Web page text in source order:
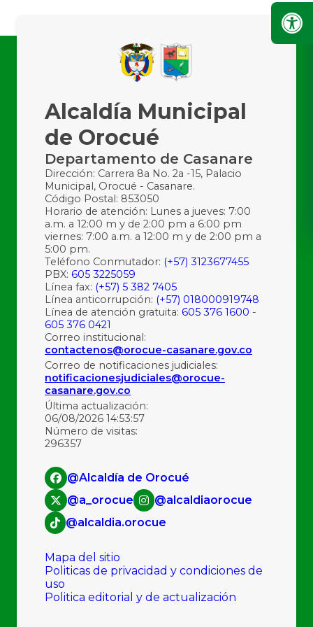
Alcaldía Municipal
de Orocué
Departamento de Casanare
Dirección: Carrera 8a No. 2a -15, Palacio
Municipal, Orocué - Casanare.
Código Postal: 853050
Horario de atención: Lunes a jueves: 7:00
a.m. a 12:00 m y de 2:00 pm a 6:00 pm
viernes: 7:00 a.m. a 12:00 m y de 2:00 pm a
5:00 pm.
Teléfono Conmutador: (+57) 3123677455
PBX: 605 3225059
Línea fax: (+57) 5 382 7405
Línea anticorrupción: (+57) 018000919748
Línea de atención gratuita: 605 376 1600 -
605 376 0421
Correo institucional:
contactenos@orocue-casanare.gov.co
Correo de notificaciones judiciales:
notificacionesjudiciales@orocue-
casanare.gov.co
Última actualización:
06/08/2026 14:53:57
Número de visitas:
296357
@Alcaldía de Orocué
@a_orocue
@alcaldiaorocue
@alcaldia.orocue
Mapa del sitio
Politicas de privacidad y condiciones de
uso
Politica editorial y de actualización